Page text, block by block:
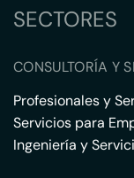
SECTORES
CONSULTORÍA Y
Profesionales y
Servicios para
Ingeniería y